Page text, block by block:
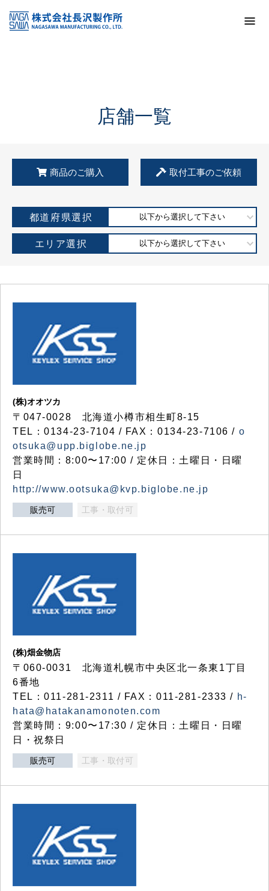
KSS加盟店・取扱店情報
店舗一覧
店舗一覧
商品のご購入 取付工事のご依頼
都道府県選択 以下から選択して下さい
エリア選択 以下から選択して下さい
(株)オオツカ
〒047-0028 北海道小樽市相生町8-15
TEL：0134-23-7104 / FAX：0134-23-7106 / o
otsuka@upp.biglobe.ne.jp
営業時間：8:00〜17:00 / 定休日：土曜日・日曜
日
http://www.ootsuka@kvp.biglobe.ne.jp
販売可 工事・取付可
(株)畑金物店
〒060-0031 北海道札幌市中央区北一条東1丁目
6番地
TEL：011-281-2311 / FAX：011-281-2333 / h-
hata@hatakanamonoten.com
営業時間：9:00〜17:30 / 定休日：土曜日・日曜
日・祝祭日
販売可 工事・取付可